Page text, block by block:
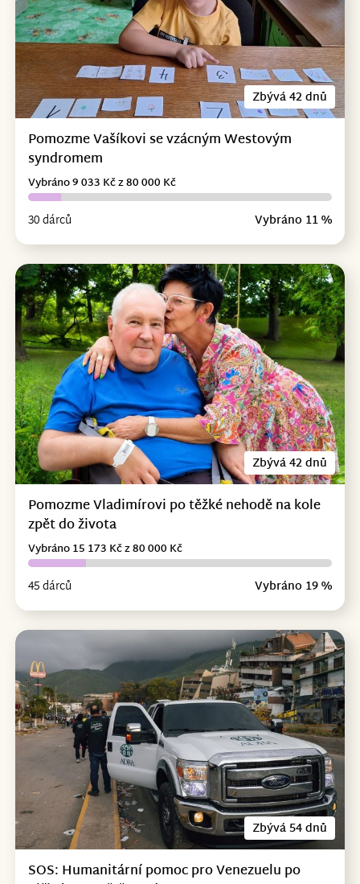
Zbývá 42 dnů
Pomozme Vašíkovi se vzácným Westovým
syndromem
30 dárců Vybráno 11 %
Vybráno 9 033 Kč z 80 000 Kč
Zbývá 42 dnů
Pomozme Vladimírovi po těžké nehodě na kole
zpět do života
45 dárců Vybráno 19 %
Vybráno 15 173 Kč z 80 000 Kč
Zbývá 54 dnů
SOS: Humanitární pomoc pro Venezuelu po